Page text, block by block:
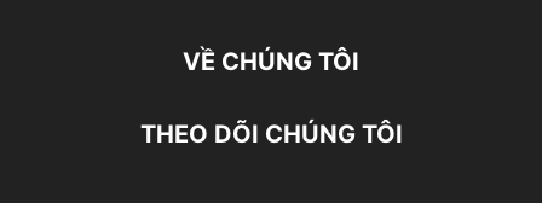
VỀ CHÚNG TÔI
THEO DÕI CHÚNG TÔI